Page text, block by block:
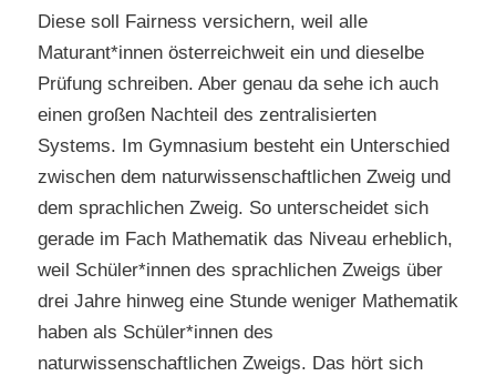
Diese soll Fairness versichern, weil alle
Maturant*innen österreichweit ein und dieselbe
Prüfung schreiben. Aber genau da sehe ich auch
einen großen Nachteil des zentralisierten
Systems. Im Gymnasium besteht ein Unterschied
zwischen dem naturwissenschaftlichen Zweig und
dem sprachlichen Zweig. So unterscheidet sich
gerade im Fach Mathematik das Niveau erheblich,
weil Schüler*innen des sprachlichen Zweigs über
drei Jahre hinweg eine Stunde weniger Mathematik
haben als Schüler*innen des
naturwissenschaftlichen Zweigs. Das hört sich